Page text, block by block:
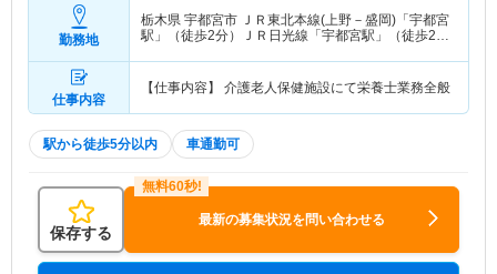
勤務地
栃木県 宇都宮市 ＪＲ東北本線(上野－盛岡)「宇都宮
駅」（徒歩2分）ＪＲ日光線「宇都宮駅」（徒歩2
仕事内容
【仕事内容】 介護老人保健施設にて栄養士業務全般
駅から徒歩5分以内 車通勤可
保存する
最新の募集状況を問い合わせる